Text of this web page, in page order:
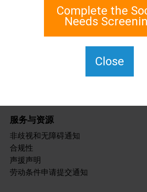
1 Edgewater Plaza, Suite 700
纽约州斯塔顿岛 10305
服务与资源
非歧视和无障碍通知
合规性
声援声明
劳动条件申请提交通知
Complete the
Needs
Close